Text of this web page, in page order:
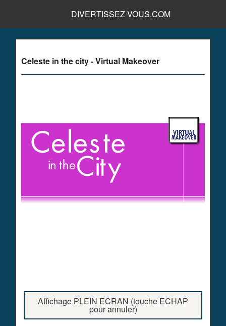
DIVERTISSEZ-VOUS.COM
Celeste in the city - Virtual Makeover
Affichage PLEIN ECRAN (touche ECHAP
pour annuler)